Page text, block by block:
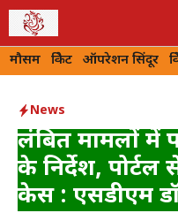
Skip
to
content
मौसम क्रिकेट ऑपरेशन सिंदूर
News
लंबित मामलों में
के निर्देश,
केस : एसडीएम